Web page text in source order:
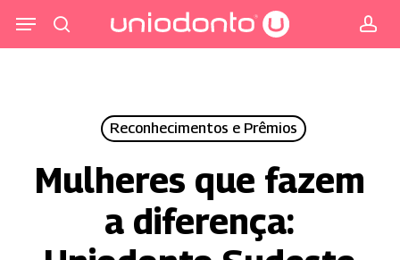
para
Menu
Reconhecimentos e Prêmios
Mulheres que fazem
a diferença: